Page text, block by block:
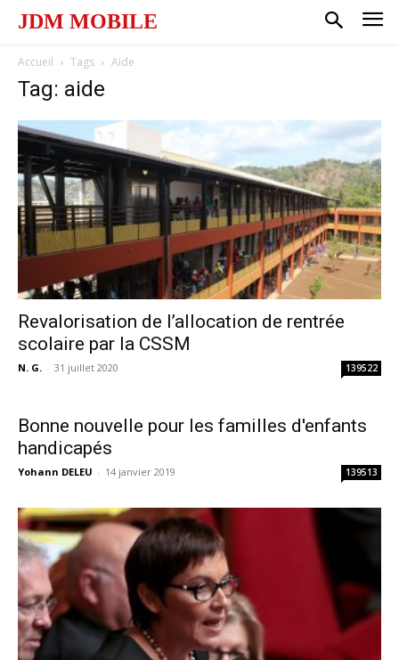
JDM MOBILE
Accueil Tags Aide
Tag: aide
Revalorisation de l’allocation de rentrée
scolaire par la CSSM
N. G. - 31 juillet 2020 139522
Bonne nouvelle pour les familles d'enfants
handicapés
Yohann DELEU - 14 janvier 2019 139513